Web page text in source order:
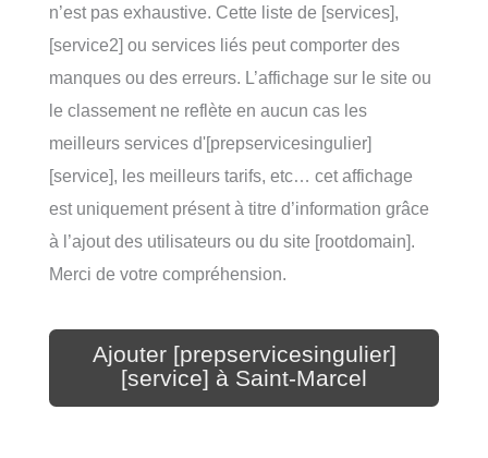
n’est pas exhaustive. Cette liste de [services],
[service2] ou services liés peut comporter des
manques ou des erreurs. L’affichage sur le site ou
le classement ne reflète en aucun cas les
meilleurs services d'[prepservicesingulier]
[service], les meilleurs tarifs, etc… cet affichage
est uniquement présent à titre d’information grâce
à l’ajout des utilisateurs ou du site [rootdomain].
Merci de votre compréhension.
Ajouter [prepservicesingulier]
[service] à Saint-Marcel